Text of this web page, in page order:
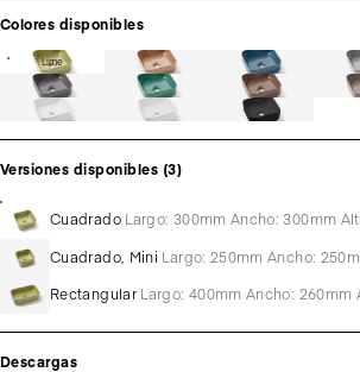
Colores disponibles
Lime
Versiones disponibles (3)
Cuadrado Largo: 300mm Ancho: 300mm
Cuadrado, Mini Largo: 250mm Ancho:
Rectangular Largo: 400mm Ancho: 260mm
Descargas